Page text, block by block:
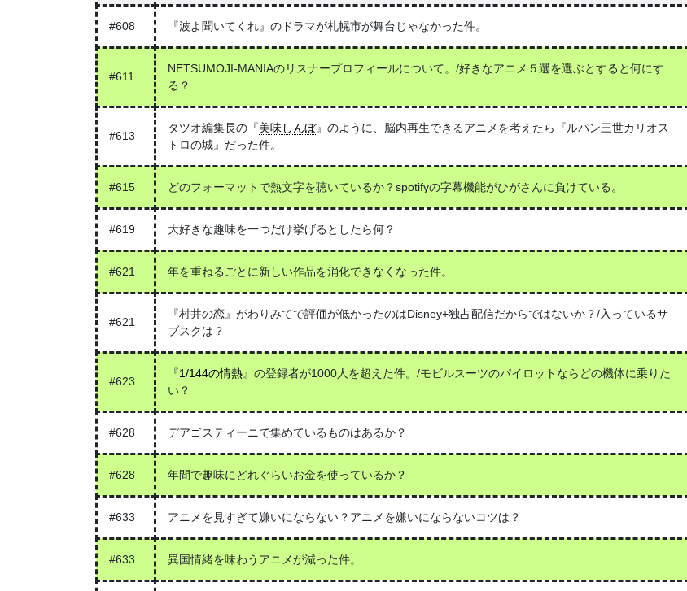
#608 『波よ聞いてくれ』のドラマが札幌市が舞台じゃなかった件。
#611
NETSUMOJI-MANIAのリスナープロフィールについて。/好きなアニメ５選を選ぶとすると何にす
る？
#613
タツオ編集長の『美味しんぼ』のように、脳内再生できるアニメを考えたら『ルパン三世カリオス
トロの城』だった件。
#615 どのフォーマットで熱文字を聴いているか？spotifyの字幕機能がひがさんに負けている。
#619 大好きな趣味を一つだけ挙げるとしたら何？
#621 年を重ねるごとに新しい作品を消化できなくなった件。
#621
『村井の恋』がわりみてで評価が低かったのはDisney+独占配信だからではないか？/入っているサ
ブスクは？
#623
『1/144の情熱』の登録者が1000人を超えた件。/モビルスーツのパイロットならどの機体に乗りた
い？
#628 デアゴスティーニで集めているものはあるか？
#628 年間で趣味にどれぐらいお金を使っているか？
#633 アニメを見すぎて嫌いにならない？アニメを嫌いにならないコツは？
#633 異国情緒を味わうアニメが減った件。